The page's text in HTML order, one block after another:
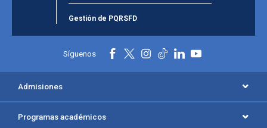
Gestión de PQRSFD
Síguenos
Admisiones
Programas académicos